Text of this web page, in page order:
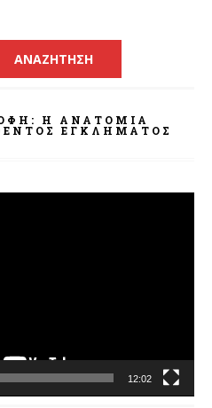
Η ΑΝΑΤΟΜΊΑ
ΕΓΚΛΉΜΑΤΟΣ
12:02